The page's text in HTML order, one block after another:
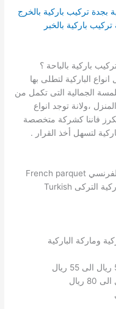
بجدة تركيب باركية بالخرج
تركيب باركية بالخبر
باركية بالباحة ؟
الباركية لتطلى بها
الجمالية التى تكمل من
،ولانة توجد انواع
فاننا كشركة متخصصة
لتسهل أخذ القرار .
الباركية الايطالى italin parquet الباركية الفرنسي French parquet
الباركية الماليزى Malaysian parquet الباركية التركى Turkish
وماركة الباركية